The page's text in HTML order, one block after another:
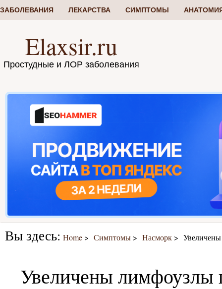
ЗАБОЛЕВАНИЯ ЛЕКАРСТВА СИМПТОМЫ
Elaxsir.ru
Простудные и ЛОР заболевания
Вы здесь: Home Симптомы Насморк
Увеличены лимфоузлы